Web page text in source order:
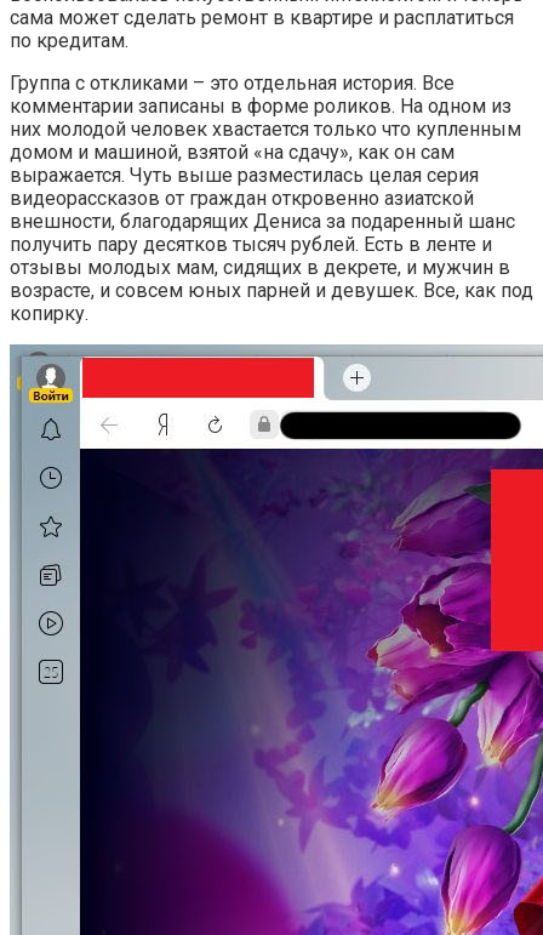
сама может сделать ремонт в квартире и расплатиться
по кредитам.
Группа с откликами – это отдельная история. Все
комментарии записаны в форме роликов. На одном из
них молодой человек хвастается только что купленным
домом и машиной, взятой «на сдачу», как он сам
выражается. Чуть выше разместилась целая серия
видеорассказов от граждан откровенно азиатской
внешности, благодарящих Дениса за подаренный шанс
получить пару десятков тысяч рублей. Есть в ленте и
отзывы молодых мам, сидящих в декрете, и мужчин в
возрасте, и совсем юных парней и девушек. Все, как под
копирку.